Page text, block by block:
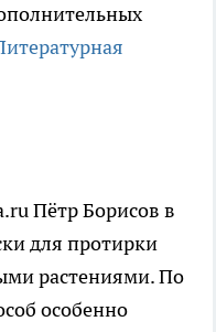
Пётр Борисов в
для протирки
растениями. По
особенно